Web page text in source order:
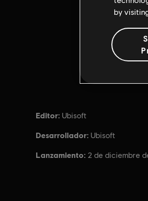
Editor: Ubisoft
Desarrollador: Ubisoft
Lanzamiento: 2 de diciembre
by